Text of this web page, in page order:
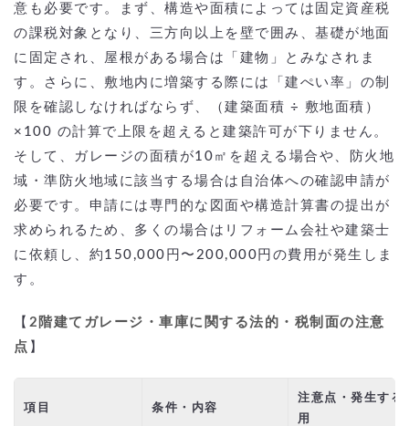
意も必要です。まず、構造や面積によっては固定資産税
の課税対象となり、三方向以上を壁で囲み、基礎が地面
に固定され、屋根がある場合は「建物」とみなされま
す。さらに、敷地内に増築する際には「建ぺい率」の制
限を確認しなければならず、（建築面積 ÷ 敷地面積）
×100 の計算で上限を超えると建築許可が下りません。
そして、ガレージの面積が10㎡を超える場合や、防火地
域・準防火地域に該当する場合は自治体への確認申請が
必要です。申請には専門的な図面や構造計算書の提出が
求められるため、多くの場合はリフォーム会社や建築士
に依頼し、約150,000円〜200,000円の費用が発生しま
す。
【 2階建てガレージ・車庫に関する法的・税制面の注意
点 】
項目 条件・内容
注意点・発生する
用